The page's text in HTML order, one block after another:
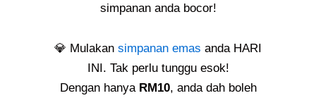
simpanan anda bocor!
💎 Mulakan simpanan emas anda HARI
INI. Tak perlu tunggu esok!
Dengan hanya RM10, anda dah boleh